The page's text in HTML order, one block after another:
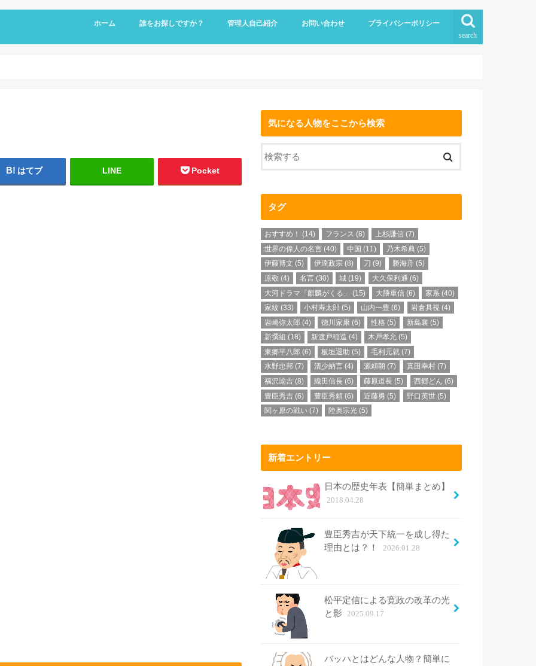
search
ホーム 誰をお探しですか？ 管理人自己紹介 お問い合わせ プライバシーポリシー
はてブ LINE Pocket
気になる人物をここから検索
タグ
おすすめ！ (14) フランス (8) 上杉謙信 (7)
世界の偉人の名言 (40) 中国 (11) 乃木希典 (5)
伊藤博文 (5) 伊達政宗 (8) 刀 (9) 勝海舟(5)
原敬 (4) 名言 (30) 城 (19) 大久保利通 (6)
大河ドラマ「麒麟がくる」
(15) 大隈重信 (6) 家系 (40)
家紋 (33) 小村寿太郎 (5) 山内一豊 (6) 岩倉具視(4)
岩崎弥太郎 (4) 徳川家康 (6) 性格 (5) 新島襄 (5)
新撰組 (18) 新渡戸稲造 (4) 木戸孝允 (5)
東郷平八郎 (6) 板垣退助 (5) 毛利元就 (7)
水野忠邦 (7) 清少納言 (4) 源頼朝 (7) 真田幸村(7)
福沢諭吉 (8) 織田信長 (6) 藤原道長 (5) 西郷どん (6)
豊臣秀吉 (6) 豊臣秀頼 (6) 近藤勇 (5) 野口英世(5)
関ヶ原の戦い (7) 陸奥宗光 (5)
新着エントリー
日本の歴史年表【簡単まとめ】
2018.04.28
豊臣秀吉が天下統一を成し得た
理由とは？！
2026.01.28
松平定信による寛政の改革の光
と影
2025.09.17
バッハとはどんな人物？簡単に